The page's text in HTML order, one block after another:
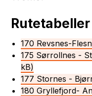
170 Revsnes-
175 Sørrollnes -
kB)
177 Stornes -
180 Gryllefjord-